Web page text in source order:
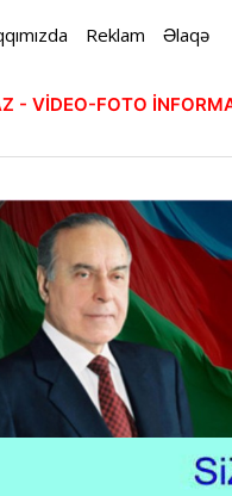
Reklam Əlaqə
- VİDEO-FOTO